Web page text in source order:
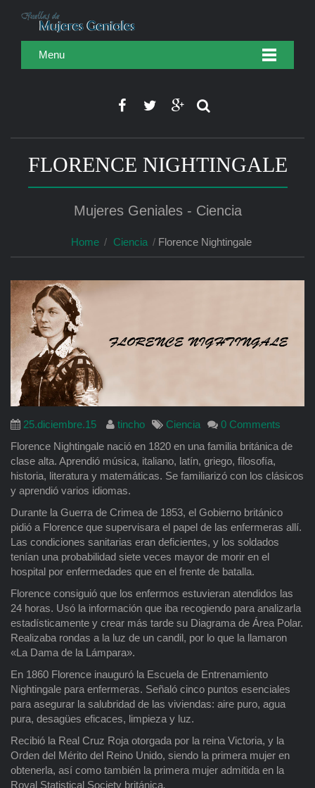
Menu
FLORENCE NIGHTINGALE
Mujeres Geniales - Ciencia
Home Ciencia Florence Nightingale
25.diciembre.15 tincho Ciencia
0 Comments
Florence Nightingale nació en 1820 en una familia británica de
clase alta. Aprendió música, italiano, latín, griego, filosofía,
historia, literatura y matemáticas. Se familiarizó con los clásicos
y aprendió varios idiomas.
Durante la Guerra de Crimea de 1853, el Gobierno británico
pidió a Florence que supervisara el papel de las enfermeras allí.
Las condiciones sanitarias eran deficientes, y los soldados
tenían una probabilidad siete veces mayor de morir en el
hospital por enfermedades que en el frente de batalla.
Florence consiguió que los enfermos estuvieran atendidos las
24 horas. Usó la información que iba recogiendo para analizarla
estadísticamente y crear más tarde su Diagrama de Área Polar.
Realizaba rondas a la luz de un candil, por lo que la llamaron
«La Dama de la Lámpara».
En 1860 Florence inauguró la Escuela de Entrenamiento
Nightingale para enfermeras. Señaló cinco puntos esenciales
para asegurar la salubridad de las viviendas: aire puro, agua
pura, desagües eficaces, limpieza y luz.
Recibió la Real Cruz Roja otorgada por la reina Victoria, y la
Orden del Mérito del Reino Unido, siendo la primera mujer en
obtenerla, así como también la primera mujer admitida en la
Royal Statistical Society británica.